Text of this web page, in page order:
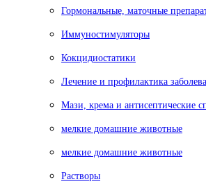
Гормональные, маточные
Иммуностимуляторы
Кокцидиостатики
Лечение и профилактика
Мази, крема и антисептические
мелкие домашние животные
мелкие домашние животные
Растворы